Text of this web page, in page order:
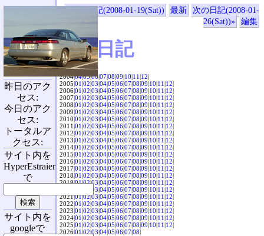
«前の日記(2008-01-19(Sat)) 最新
次の日記(2008-01-
26(Sat))»
編集
SVX日記
2004|04|05|06|07|08|09|10|11|12|
2005|01|02|03|04|05|06|07|08|09|10|11|12|
2006|01|02|03|04|05|06|07|08|09|10|11|12|
2007|01|02|03|04|05|06|07|08|09|10|11|12|
2008|01|02|03|04|05|06|07|08|09|10|11|12|
2009|01|02|03|04|05|06|07|08|09|10|11|12|
2010|01|02|03|04|05|06|07|08|09|10|11|12|
2011|01|02|03|04|05|06|07|08|09|10|11|12|
2012|01|02|03|04|05|06|07|08|09|10|11|12|
2013|01|02|03|04|05|06|07|08|09|10|11|12|
2014|01|02|03|04|05|06|07|08|09|10|11|12|
2015|01|02|03|04|05|06|07|08|09|10|11|12|
2016|01|02|03|04|05|06|07|08|09|10|11|12|
2017|01|02|03|04|05|06|07|08|09|10|11|12|
2018|01|02|03|04|05|06|07|08|09|10|11|12|
2019|01|02|03|04|05|06|07|08|09|10|11|12|
03|04|05|06|07|08|09|10|11|12|
2021|01|02|03|04|05|06|07|08|09|10|11|12|
2022|01|02|03|04|05|06|07|08|09|10|11|12|
2023|01|02|03|04|05|06|07|08|09|10|11|12|
2024|01|02|03|04|05|06|07|08|09|10|11|12|
2025|01|02|03|04|05|06|07|08|09|10|11|12|
2026|01|02|03|04|05|06|07|08|
昨日のアク
セス:
今日のアク
セス:
トータルア
クセス:
サイト内を
HyperEstraier
で
サイト内を
googleで